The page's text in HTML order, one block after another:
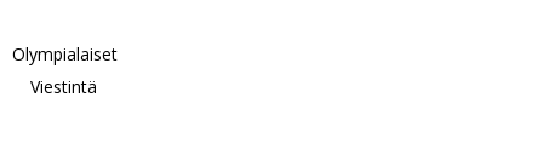
Olympialaiset
Viestintä